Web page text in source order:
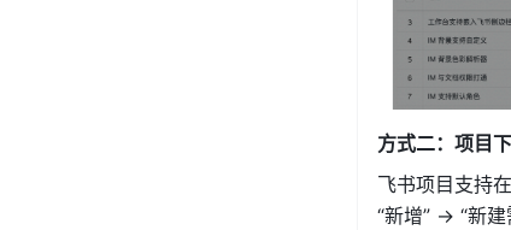
方式二：项目
飞书项目支持
“新增” → “新建